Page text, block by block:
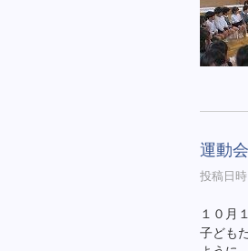
運動会
投稿日
１０月
子ども